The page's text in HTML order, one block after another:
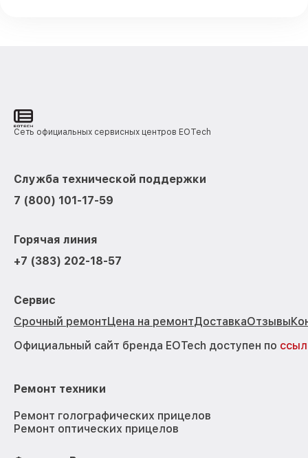
Сеть официальных сервисных центров EOTech
Служба технической поддержки
7 (800) 101-17-59
Горячая линия
+7 (383) 202-18-57
Сервис
Срочный ремонтЦена на ремонтДоставкаОтзывы
Официальный сайт бренда EOTech доступен по
Ремонт техники
Ремонт голографических прицелов
Ремонт оптических прицелов